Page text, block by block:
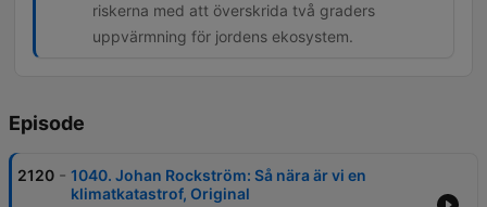
riskerna med att överskrida två graders
uppvärmning för jordens ekosystem.
Episode
2120 - 1040. Johan Rockström: Så nära är vi en
klimatkatastrof, Original